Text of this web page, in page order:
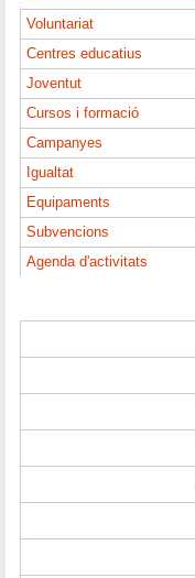
Voluntariat
Centres educatius
Joventut
Cursos i formació
Campanyes
Igualtat
Equipaments
Subvencions
Agenda d'activitats